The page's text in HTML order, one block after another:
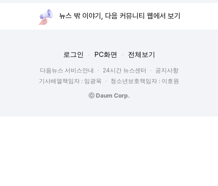
뉴스 밖 이야기, 다음 커뮤니티 웹에서 보기
로그인 PC화면 전체보기
다음뉴스 서비스안내 24시간 뉴스센터
공지사항
기사배열책임자 : 임광욱
청소년보호책임자 : 이호원
ⓒ Daum Corp.